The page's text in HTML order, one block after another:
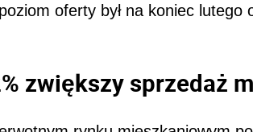
oferty był na koniec lutego
zwiększy sprzedaż